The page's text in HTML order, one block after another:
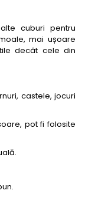
cuburi pentru
mai ușoare
decât cele din
castele, jocuri
pot fi folosite